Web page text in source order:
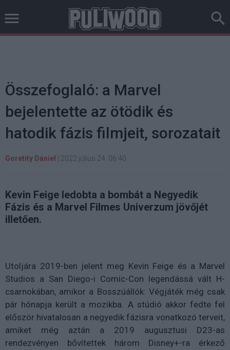
Összefoglaló: a Marvel
bejelentette az ötödik és
hatodik fázis filmjeit, sorozatait
Goretity Dániel 2022 július 24. 06:40
Kevin Feige ledobta a bombát a Negyedik
Fázis és a Marvel Filmes Univerzum jövőjét
illetően.
Utoljára 2019-ben jelent meg Kevin Feige és a Marvel
Studios a San Diego-i Comic-Con legendássá vált H-
csarnokában, amikor a Bosszúállók: Végjáték még csak
pár hónapja került a mozikba. A stúdió akkor fedte fel
először hivatalosan a negyedik fázisra vonatkozó terveit,
amiket még aztán a 2019 augusztusi D23-as
rendezvényen bővítettek három Disney+-ra érkező